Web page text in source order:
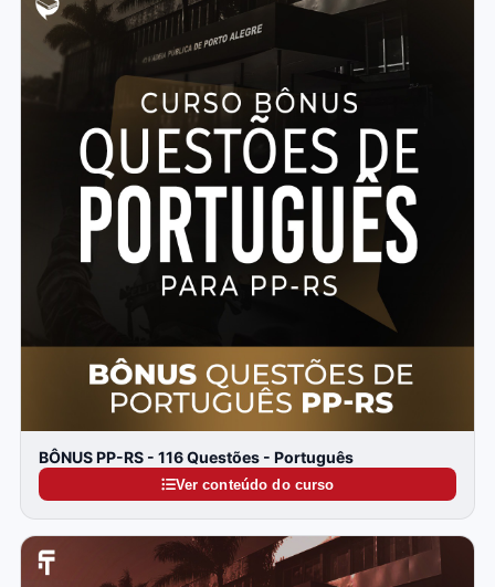
BÔNUS PP-RS - 116 Questões - Português
Ver conteúdo do curso